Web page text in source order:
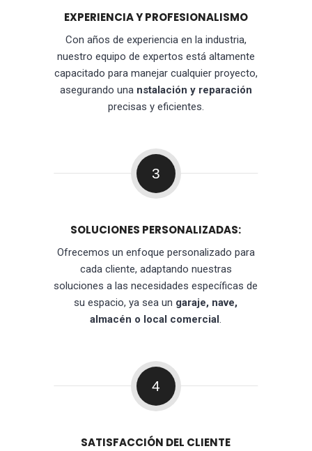
EXPERIENCIA Y PROFESIONALISMO
Con años de experiencia en la industria,
nuestro equipo de expertos está altamente
capacitado para manejar cualquier proyecto,
asegurando una nstalación y reparación
precisas y eficientes.
3
SOLUCIONES PERSONALIZADAS:
Ofrecemos un enfoque personalizado para
cada cliente, adaptando nuestras
soluciones a las necesidades específicas de
su espacio, ya sea un garaje, nave,
almacén o local comercial.
4
SATISFACCIÓN DEL CLIENTE